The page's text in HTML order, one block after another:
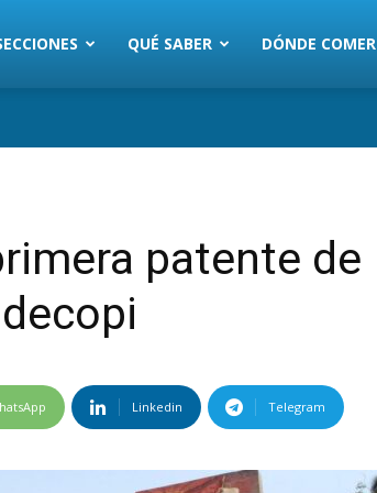
QUÉ SABER DÓNDE COMER
patente de
Linkedin Telegram